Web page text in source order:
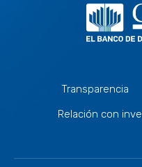
Transparencia
Relación con